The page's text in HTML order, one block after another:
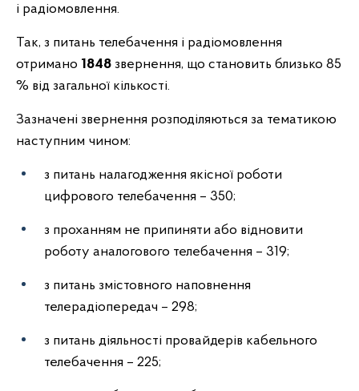
і радіомовлення.
Так, з питань телебачення і радіомовлення
отримано 1848 звернення, що становить близько 85
% від загальної кількості.
Зазначені звернення розподіляються за тематикою
наступним чином:
з питань налагодження якісної роботи
цифрового телебачення – 350;
з проханням не припиняти або відновити
роботу аналогового телебачення – 319;
з питань змістовного наповнення
телерадіопередач – 298;
з питань діяльності провайдерів кабельного
телебачення – 225;